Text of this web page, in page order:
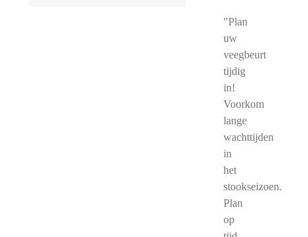
"Plan
uw
veegbeurt
tijdig
in!
Voorkom
lange
wachttijden
in
het
stookseizoen.
Plan
op